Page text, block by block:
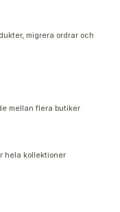
migrera ordrar och
mellan flera butiker
hela kollektioner